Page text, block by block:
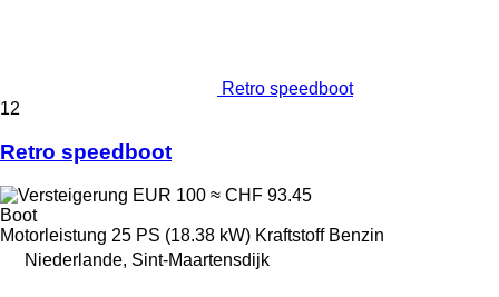
Retro speedboot
12
Retro speedboot
EUR 100 ≈ CHF 93.45
Boot
Motorleistung 25 PS (18.38 kW) Kraftstoff Benzin
Niederlande, Sint-Maartensdijk